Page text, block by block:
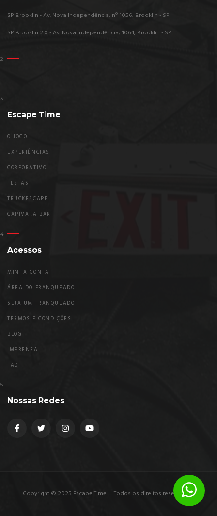
SP Brooklin - Av. Nova Independência, nº 1056, Brooklin - SP
SP Brooklin 2.0 - Av. Nova Independência, 1064, Brooklin - SP
Escape Time
O JOGO
EXPERIÊNCIAS
CORPORATIVO
FESTAS
TRUCKESCAPE
CAPIVARA BAR
Acessos
MINHA CONTA
ÁREA DO FRANQUEADO
SEJA UM FRANQUEADO
TERMOS E CONDIÇÕES
BLOG
IMPRENSA
FAQ
Nossas Redes
Copyright © 2025 Escape Time | Todos os direitos reservados.